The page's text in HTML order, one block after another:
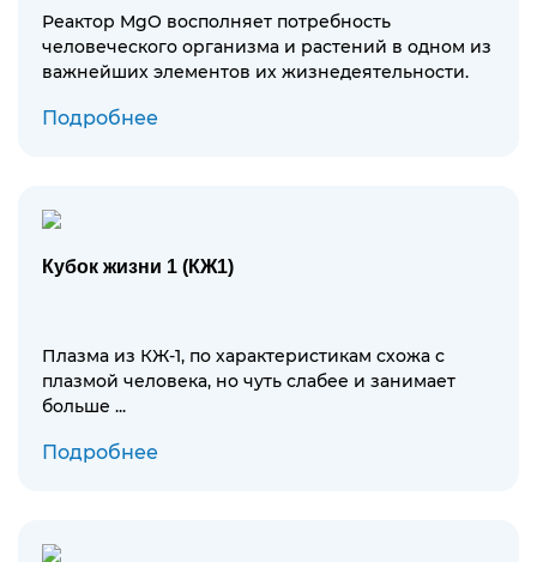
Реактор MgO восполняет потребность
человеческого организма и растений в одном из
важнейших элементов их жизнедеятельности.
Подробнее
Кубок жизни 1 (КЖ1)
Плазма из КЖ-1, по характеристикам схожа с
плазмой человека, но чуть слабее и занимает
больше ...
Подробнее